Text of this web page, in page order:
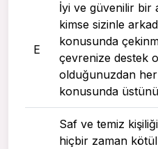
E
İyi ve güvenilir bir
kimse sizinle
konusunda
çevrenize destek
olduğunuzdan
konusunda
Saf ve temiz
hiçbir zaman